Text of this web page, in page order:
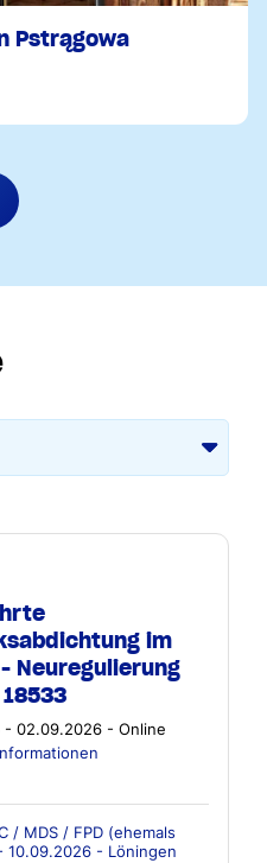
Pstrągowa
im
Neuregulierung
- 02.09.2026 - Online
/ MDS / FPD (ehemals
10.09.2026 - Löningen